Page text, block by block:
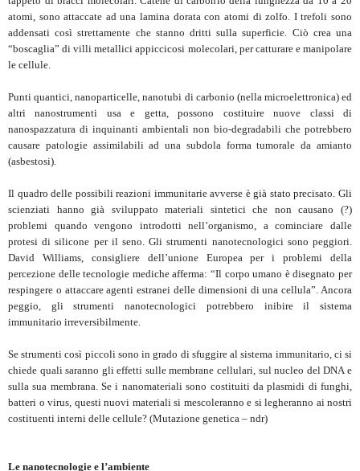
atomi, sono attaccate ad una lamina dorata con atomi di zolfo. I trefoli sono
addensati così strettamente che stanno dritti sulla superficie. Ciò crea una
“boscaglia” di villi metallici appiccicosi molecolari, per catturare e manipolare
le cellule.
Punti quantici, nanoparticelle, nanotubi di carbonio (nella microelettronica) ed
altri nanostrumenti usa e getta, possono costituire nuove classi di
nanospazzatura di inquinanti ambientali non bio-degradabili che potrebbero
causare patologie assimilabili ad una subdola forma tumorale da amianto
(asbestosi).
Il quadro delle possibili reazioni immunitarie avverse è già stato precisato. Gli
scienziati hanno già sviluppato materiali sintetici che non causano (?)
problemi quando vengono introdotti nell’organismo, a cominciare dalle
protesi di silicone per il seno. Gli strumenti nanotecnologici sono peggiori.
David Williams, consigliere dell’unione Europea per i problemi della
percezione delle tecnologie mediche afferma: “Il corpo umano è disegnato per
respingere o attaccare agenti estranei delle dimensioni di una cellula”. Ancora
peggio, gli strumenti nanotecnologici potrebbero inibire il sistema
immunitario irreversibilmente.
Se strumenti così piccoli sono in grado di sfuggire al sistema immunitario, ci si
chiede quali saranno gli effetti sulle membrane cellulari, sul nucleo del DNA e
sulla sua membrana. Se i nanomateriali sono costituiti da plasmidi di funghi,
batteri o virus, questi nuovi materiali si mescoleranno e si legheranno ai nostri
costituenti interni delle cellule? (Mutazione genetica – ndr)
Le nanotecnologie e l’ambiente